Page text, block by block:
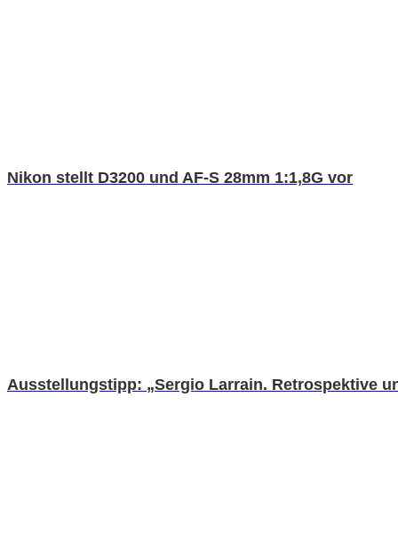
Nikon stellt D3200 und AF-S 28mm 1:1,8G vor
Ausstellungstipp: „Sergio Larrain. Retrospektive